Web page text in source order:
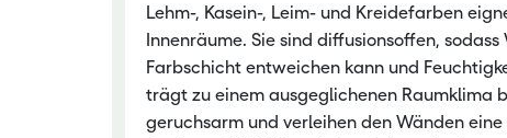
Lehm-, Kasein-, Leim- und Kreidefarben
Innenräume. Sie sind diffusionsoffen,
Farbschicht entweichen kann und
trägt zu einem ausgeglichenen Raumklima
geruchsarm und verleihen den Wänden